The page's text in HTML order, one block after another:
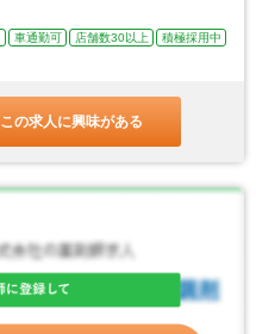
車通勤可 店舗数30以上
積極採用中
この求人に興味がある